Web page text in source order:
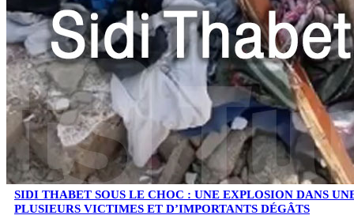
SIDI THABET SOUS LE CHOC : UNE EXPLOSION DANS
PLUSIEURS VICTIMES ET D’IMPORTANTS DÉGÂTS